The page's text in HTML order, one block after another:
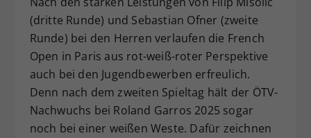
(dritte Runde) und Sebastian Ofner (zweite
Runde) bei den Herren verlaufen die French
Open in Paris aus rot-weiß-roter Perspektive
auch bei den Jugendbewerben erfreulich.
Denn nach dem zweiten Spieltag hält der ÖTV-
Nachwuchs bei Roland Garros 2025 sogar
noch bei einer weißen Weste. Dafür zeichnen
Zweck
Dieser Wert speichert Ihre Consent-
Einstellungen. Unter anderem eine
historische Speicherung Ihrer
vorgenommen Einstellungen, falls der
Webseiten-Betreiber dies eingestellt
hat.